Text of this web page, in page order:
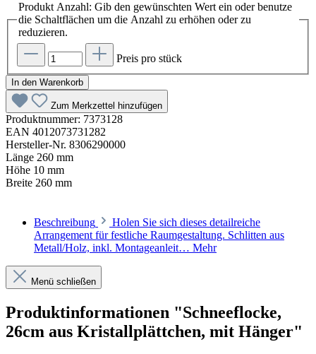
Produkt Anzahl: Gib den gewünschten Wert ein oder benutze
die Schaltflächen um die Anzahl zu erhöhen oder zu
reduzieren.
Preis pro stück
In den Warenkorb
Zum Merkzettel hinzufügen
Produktnummer: 7373128
EAN 4012073731282
Hersteller-Nr. 8306290000
Länge 260 mm
Höhe 10 mm
Breite 260 mm
Beschreibung
Holen Sie sich dieses detailreiche
Arrangement für festliche Raumgestaltung. Schlitten aus
Metall/Holz, inkl. Montageanleit… Mehr
Menü schließen
Produktinformationen "Schneeflocke,
26cm aus Kristallplättchen, mit Hänger"